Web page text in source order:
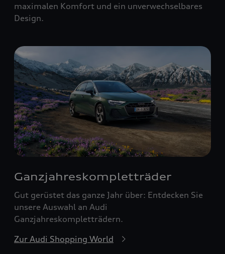
maximalen Komfort und ein unverwechselbares
Design.
Ganzjahreskomplett­räder
Gut gerüstet das ganze Jahr über: Entdecken Sie
unsere Auswahl an Audi
Ganzjahreskompletträdern.
Zur Audi Shopping World